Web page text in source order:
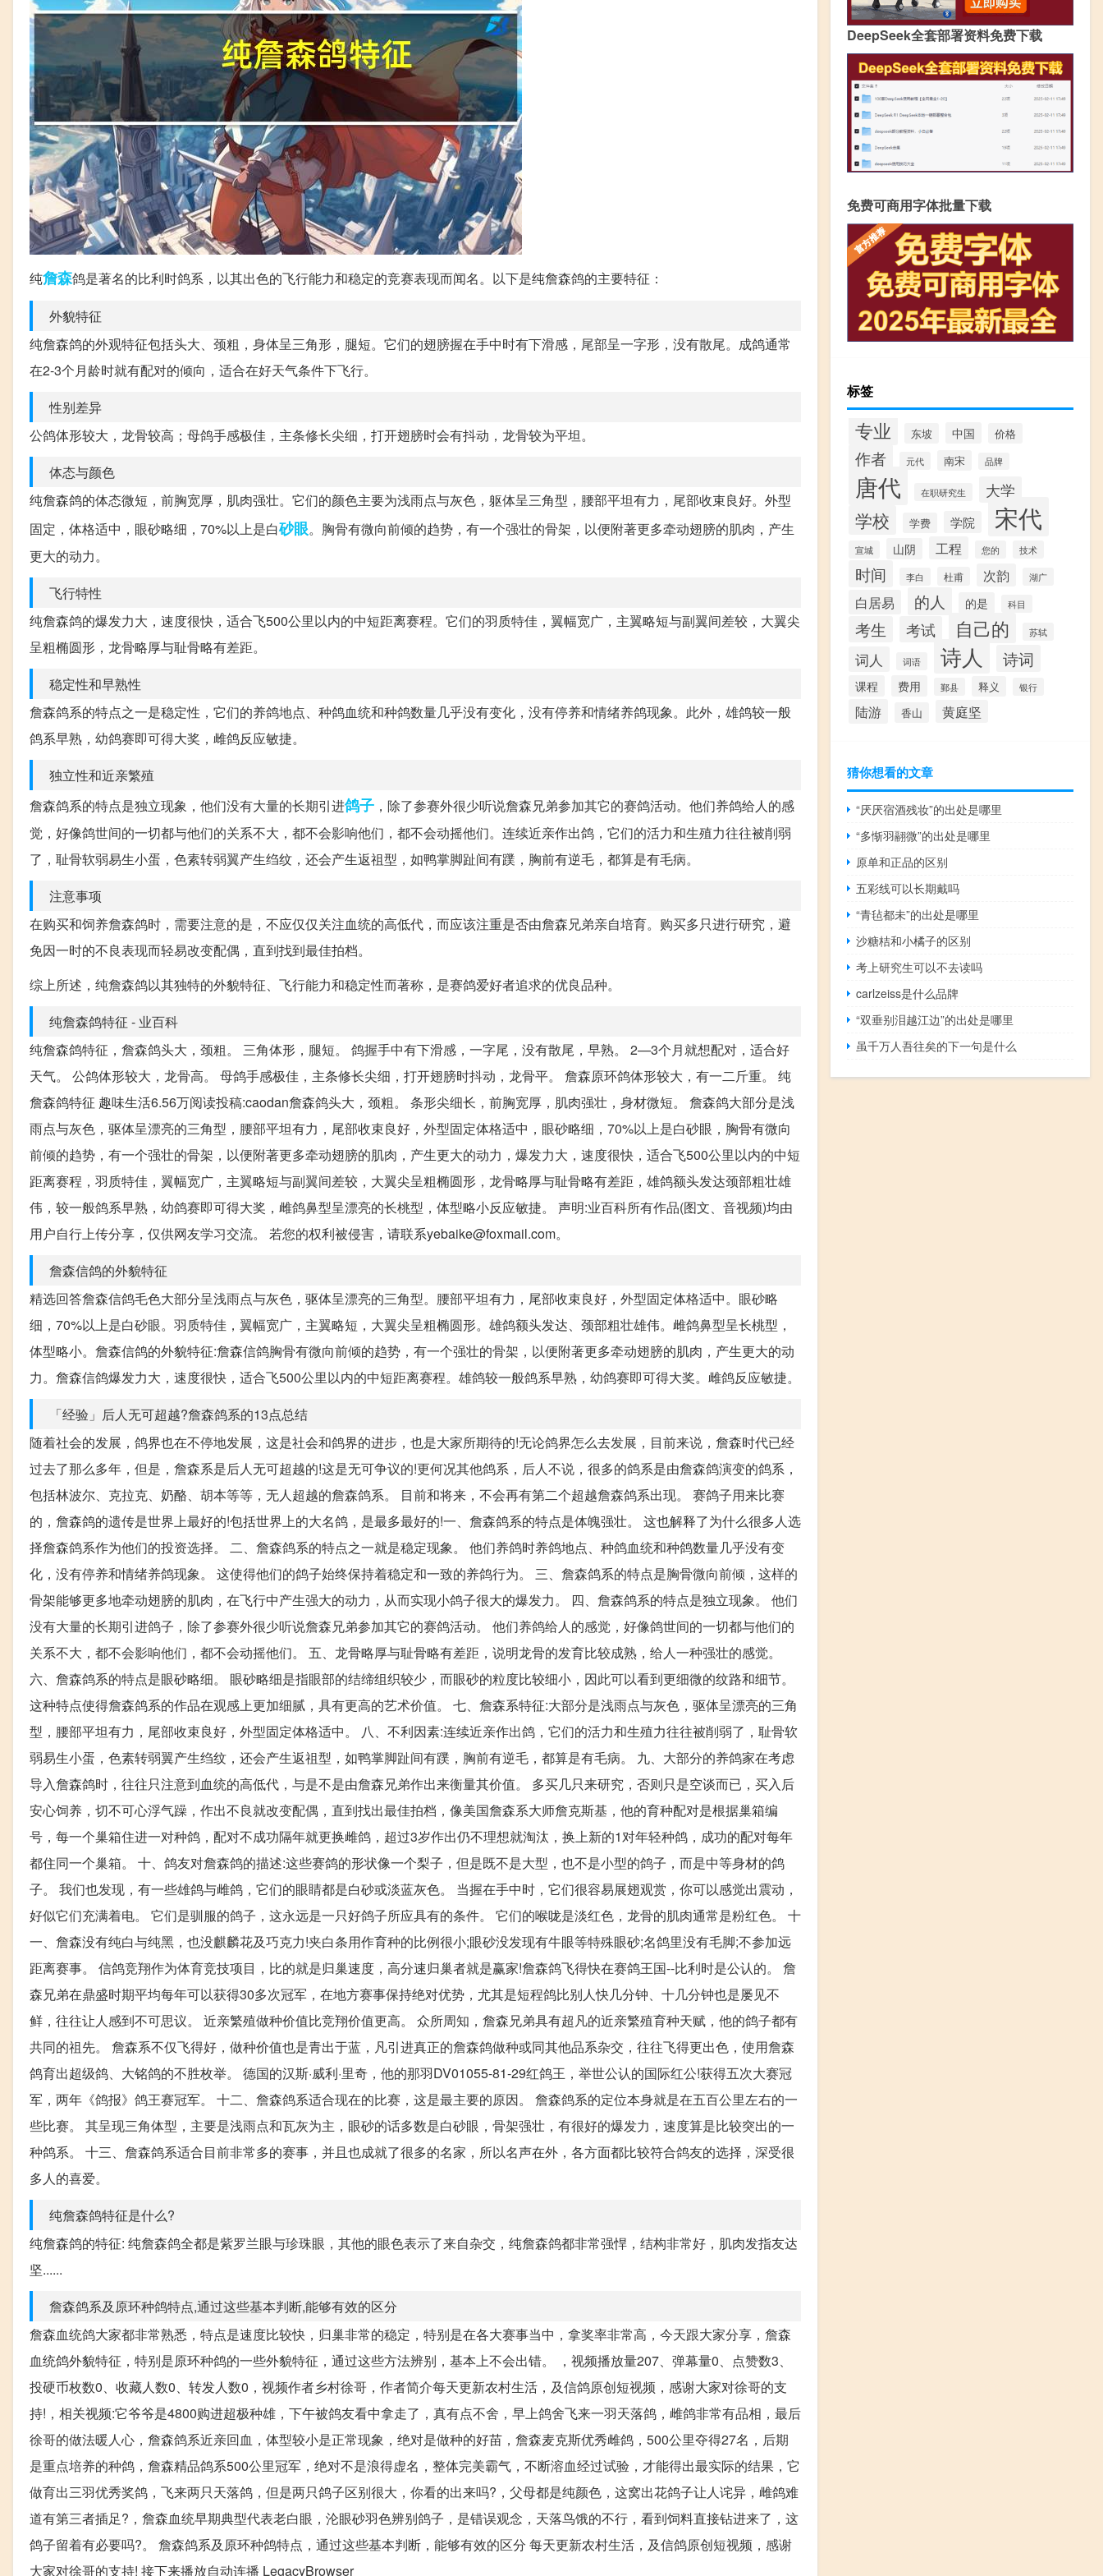
纯詹森鸽是著名的比利时鸽系，以其出色的飞行能力和稳定的竞赛表现而闻名。以下是纯詹森鸽的主要特征：
外貌特征
纯詹森鸽的外观特征包括头大、颈粗，身体呈三角形，腿短。它们的翅膀握在手中时有下滑感，尾部呈一字形，没有散尾。成鸽通常
在2-3个月龄时就有配对的倾向，适合在好天气条件下飞行。
性别差异
公鸽体形较大，龙骨较高；母鸽手感极佳，主条修长尖细，打开翅膀时会有抖动，龙骨较为平坦。
体态与颜色
纯詹森鸽的体态微短，前胸宽厚，肌肉强壮。它们的颜色主要为浅雨点与灰色，躯体呈三角型，腰部平坦有力，尾部收束良好。外型
固定，体格适中，眼砂略细，70%以上是白砂眼。胸骨有微向前倾的趋势，有一个强壮的骨架，以便附著更多牵动翅膀的肌肉，产生
更大的动力。
飞行特性
纯詹森鸽的爆发力大，速度很快，适合飞500公里以内的中短距离赛程。它们的羽质特佳，翼幅宽广，主翼略短与副翼间差较，大翼尖
呈粗椭圆形，龙骨略厚与耻骨略有差距。
稳定性和早熟性
詹森鸽系的特点之一是稳定性，它们的养鸽地点、种鸽血统和种鸽数量几乎没有变化，没有停养和情绪养鸽现象。此外，雄鸽较一般
鸽系早熟，幼鸽赛即可得大奖，雌鸽反应敏捷。
独立性和近亲繁殖
詹森鸽系的特点是独立现象，他们没有大量的长期引进鸽子 ，除了参赛外很少听说詹森兄弟参加其它的赛鸽活动。他们养鸽给人的感
觉，好像鸽世间的一切都与他们的关系不大，都不会影响他们，都不会动摇他们。连续近亲作出鸽，它们的活力和生殖力往往被削弱
了，耻骨软弱易生小蛋，色素转弱翼产生绉纹，还会产生返祖型，如鸭掌脚趾间有蹼，胸前有逆毛，都算是有毛病。
注意事项
在购买和饲养詹森鸽时，需要注意的是，不应仅仅关注血统的高低代，而应该注重是否由詹森兄弟亲自培育。购买多只进行研究，避
免因一时的不良表现而轻易改变配偶，直到找到最佳拍档。
综上所述，纯詹森鸽以其独特的外貌特征、飞行能力和稳定性而著称，是赛鸽爱好者追求的优良品种。
纯詹森鸽特征 - 业百科
纯詹森鸽特征，詹森鸽头大，颈粗。 三角体形，腿短。 鸽握手中有下滑感，一字尾，没有散尾，早熟。 2—3个月就想配对，适合好
天气。 公鸽体形较大，龙骨高。 母鸽手感极佳，主条修长尖细，打开翅膀时抖动，龙骨平。 詹森原环鸽体形较大，有一二斤重。 纯
詹森鸽特征 趣味生活6.56万阅读投稿:caodan詹森鸽头大，颈粗。 条形尖细长，前胸宽厚，肌肉强壮，身材微短。 詹森鸽大部分是浅
雨点与灰色，驱体呈漂亮的三角型，腰部平坦有力，尾部收束良好，外型固定体格适中，眼砂略细，70%以上是白砂眼，胸骨有微向
前倾的趋势，有一个强壮的骨架，以便附著更多牵动翅膀的肌肉，产生更大的动力，爆发力大，速度很快，适合飞500公里以内的中短
距离赛程，羽质特佳，翼幅宽广，主翼略短与副翼间差较，大翼尖呈粗椭圆形，龙骨略厚与耻骨略有差距，雄鸽额头发达颈部粗壮雄
伟，较一般鸽系早熟，幼鸽赛即可得大奖，雌鸽鼻型呈漂亮的长桃型，体型略小反应敏捷。 声明:业百科所有作品(图文、音视频)均由
用户自行上传分享，仅供网友学习交流。 若您的权利被侵害，请联系yebaike@foxmail.com。
詹森信鸽的外貌特征
精选回答詹森信鸽毛色大部分呈浅雨点与灰色，驱体呈漂亮的三角型。腰部平坦有力，尾部收束良好，外型固定体格适中。眼砂略
细，70%以上是白砂眼。羽质特佳，翼幅宽广，主翼略短，大翼尖呈粗椭圆形。雄鸽额头发达、颈部粗壮雄伟。雌鸽鼻型呈长桃型，
体型略小。詹森信鸽的外貌特征:詹森信鸽胸骨有微向前倾的趋势，有一个强壮的骨架，以便附著更多牵动翅膀的肌肉，产生更大的动
力。詹森信鸽爆发力大，速度很快，适合飞500公里以内的中短距离赛程。雄鸽较一般鸽系早熟，幼鸽赛即可得大奖。雌鸽反应敏捷。
「经验」后人无可超越?詹森鸽系的13点总结
随着社会的发展，鸽界也在不停地发展，这是社会和鸽界的进步，也是大家所期待的!无论鸽界怎么去发展，目前来说，詹森时代已经
过去了那么多年，但是，詹森系是后人无可超越的!这是无可争议的!更何况其他鸽系，后人不说，很多的鸽系是由詹森鸽演变的鸽系，
包括林波尔、克拉克、奶酪、胡本等等，无人超越的詹森鸽系。 目前和将来，不会再有第二个超越詹森鸽系出现。 赛鸽子用来比赛
的，詹森鸽的遗传是世界上最好的!包括世界上的大名鸽，是最多最好的!一、詹森鸽系的特点是体魄强壮。 这也解释了为什么很多人选
择詹森鸽系作为他们的投资选择。 二、詹森鸽系的特点之一就是稳定现象。 他们养鸽时养鸽地点、种鸽血统和种鸽数量几乎没有变
化，没有停养和情绪养鸽现象。 这使得他们的鸽子始终保持着稳定和一致的养鸽行为。 三、詹森鸽系的特点是胸骨微向前倾，这样的
骨架能够更多地牵动翅膀的肌肉，在飞行中产生强大的动力，从而实现小鸽子很大的爆发力。 四、詹森鸽系的特点是独立现象。 他们
没有大量的长期引进鸽子，除了参赛外很少听说詹森兄弟参加其它的赛鸽活动。 他们养鸽给人的感觉，好像鸽世间的一切都与他们的
关系不大，都不会影响他们，都不会动摇他们。 五、龙骨略厚与耻骨略有差距，说明龙骨的发育比较成熟，给人一种强壮的感觉。
六、詹森鸽系的特点是眼砂略细。 眼砂略细是指眼部的结缔组织较少，而眼砂的粒度比较细小，因此可以看到更细微的纹路和细节。
这种特点使得詹森鸽系的作品在观感上更加细腻，具有更高的艺术价值。 七、詹森系特征:大部分是浅雨点与灰色，驱体呈漂亮的三角
型，腰部平坦有力，尾部收束良好，外型固定体格适中。 八、不利因素:连续近亲作出鸽，它们的活力和生殖力往往被削弱了，耻骨软
弱易生小蛋，色素转弱翼产生绉纹，还会产生返祖型，如鸭掌脚趾间有蹼，胸前有逆毛，都算是有毛病。 九、大部分的养鸽家在考虑
导入詹森鸽时，往往只注意到血统的高低代，与是不是由詹森兄弟作出来衡量其价值。 多买几只来研究，否则只是空谈而已，买入后
安心饲养，切不可心浮气躁，作出不良就改变配偶，直到找出最佳拍档，像美国詹森系大师詹克斯基，他的育种配对是根据巢箱编
号，每一个巢箱住进一对种鸽，配对不成功隔年就更换雌鸽，超过3岁作出仍不理想就淘汰，换上新的1对年轻种鸽，成功的配对每年
都住同一个巢箱。 十、鸽友对詹森鸽的描述:这些赛鸽的形状像一个梨子，但是既不是大型，也不是小型的鸽子，而是中等身材的鸽
子。 我们也发现，有一些雄鸽与雌鸽，它们的眼睛都是白砂或淡蓝灰色。 当握在手中时，它们很容易展翅观赏，你可以感觉出震动，
好似它们充满着电。 它们是驯服的鸽子，这永远是一只好鸽子所应具有的条件。 它们的喉咙是淡红色，龙骨的肌肉通常是粉红色。 十
一、詹森没有纯白与纯黑，也没麒麟花及巧克力!夹白条用作育种的比例很小;眼砂没发现有牛眼等特殊眼砂;名鸽里没有毛脚;不参加远
距离赛事。 信鸽竞翔作为体育竞技项目，比的就是归巢速度，高分速归巢者就是赢家!詹森鸽飞得快在赛鸽王国--比利时是公认的。 詹
森兄弟在鼎盛时期平均每年可以获得30多次冠军，在地方赛事保持绝对优势，尤其是短程鸽比别人快几分钟、十几分钟也是屡见不
鲜，往往让人感到不可思议。 近亲繁殖做种价值比竞翔价值更高。 众所周知，詹森兄弟具有超凡的近亲繁殖育种天赋，他的鸽子都有
共同的祖先。 詹森系不仅飞得好，做种价值也是青出于蓝，凡引进真正的詹森鸽做种或同其他品系杂交，往往飞得更出色，使用詹森
鸽育出超级鸽、大铭鸽的不胜枚举。 德国的汉斯·威利·里奇，他的那羽DV01055-81-29红鸽王，举世公认的国际红公!获得五次大赛冠
军，两年《鸽报》鸽王赛冠军。 十二、詹森鸽系适合现在的比赛，这是最主要的原因。 詹森鸽系的定位本身就是在五百公里左右的一
些比赛。 其呈现三角体型，主要是浅雨点和瓦灰为主，眼砂的话多数是白砂眼，骨架强壮，有很好的爆发力，速度算是比较突出的一
种鸽系。 十三、詹森鸽系适合目前非常多的赛事，并且也成就了很多的名家，所以名声在外，各方面都比较符合鸽友的选择，深受很
多人的喜爱。
纯詹森鸽特征是什么?
纯詹森鸽的特征: 纯詹森鸽全都是紫罗兰眼与珍珠眼，其他的眼色表示了来自杂交，纯詹森鸽都非常强悍，结构非常好，肌肉发指友达
坚......
詹森鸽系及原环种鸽特点,通过这些基本判断,能够有效的区分
詹森血统鸽大家都非常熟悉，特点是速度比较快，归巢非常的稳定，特别是在各大赛事当中，拿奖率非常高，今天跟大家分享，詹森
血统鸽外貌特征，特别是原环种鸽的一些外貌特征，通过这些方法辨别，基本上不会出错。 ，视频播放量207、弹幕量0、点赞数3、
投硬币枚数0、收藏人数0、转发人数0，视频作者乡村徐哥，作者简介每天更新农村生活，及信鸽原创短视频，感谢大家对徐哥的支
持!，相关视频:它爷爷是4800购进超极种雄，下午被鸽友看中拿走了，真有点不舍，早上鸽舍飞来一羽天落鸽，雌鸽非常有品相，最后
徐哥的做法暖人心，詹森鸽系近亲回血，体型较小是正常现象，绝对是做种的好苗，詹森麦克斯优秀雌鸽，500公里夺得27名，后期
是重点培养的种鸽，詹森精品鸽系500公里冠军，绝对不是浪得虚名，整体完美霸气，不断溶血经过试验，才能得出最实际的结果，它
做育出三羽优秀奖鸽，飞来两只天落鸽，但是两只鸽子区别很大，你看的出来吗?，父母都是纯颜色，这窝出花鸽子让人诧异，雌鸽难
道有第三者插足?，詹森血统早期典型代表老白眼，沦眼砂羽色辨别鸽子，是错误观念，天落鸟饿的不行，看到饲料直接钻进来了，这
鸽子留着有必要吗?。 詹森鸽系及原环种鸽特点，通过这些基本判断，能够有效的区分 每天更新农村生活，及信鸽原创短视频，感谢
大家对徐哥的支持! 接下来播放自动连播 LegacyBrowser
DeepSeek全套部署资料免费下载
免费可商用字体批量下载
标签
专业 东坡 中国 价格
作者 元代 南宋 品牌
唐代 在职研究生 大学
学校 学费 学院 宋代
宣城 山阴 工程 您的 技术
时间 李白 杜甫 次韵 湖广
白居易 的人 的是 科目
考生 考试 自己的 苏轼
词人 词语 诗人 诗词
课程 费用 鄞县 释义 银行
陆游 香山 黄庭坚
猜你想看的文章
“厌厌宿酒残妆”的出处是哪里
“多惭羽翮微”的出处是哪里
原单和正品的区别
五彩线可以长期戴吗
“青毡都未”的出处是哪里
沙糖桔和小橘子的区别
考上研究生可以不去读吗
carlzeiss是什么品牌
“双垂别泪越江边”的出处是哪里
虽千万人吾往矣的下一句是什么